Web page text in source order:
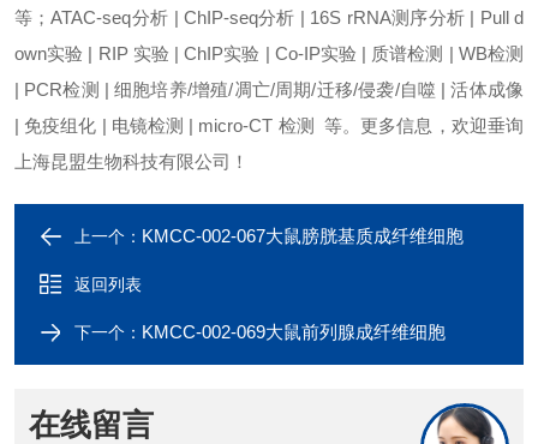
等；ATAC-seq分析 | ChIP-seq分析 | 16S rRNA测序分析 | Pull d
own实验 | RIP 实验 | ChIP实验 | Co-IP实验 | 质谱检测 | WB检测
| PCR检测 | 细胞培养/增殖/凋亡/周期/迁移/侵袭/自噬 | 活体成像
| 免疫组化 | 电镜检测 | micro-CT 检测 等。更多信息，欢迎垂询
上海昆盟生物科技有限公司！
上一个： KMCC-002-067大鼠膀胱基质成纤维细胞
返回列表
下一个： KMCC-002-069大鼠前列腺成纤维细胞
在线留言